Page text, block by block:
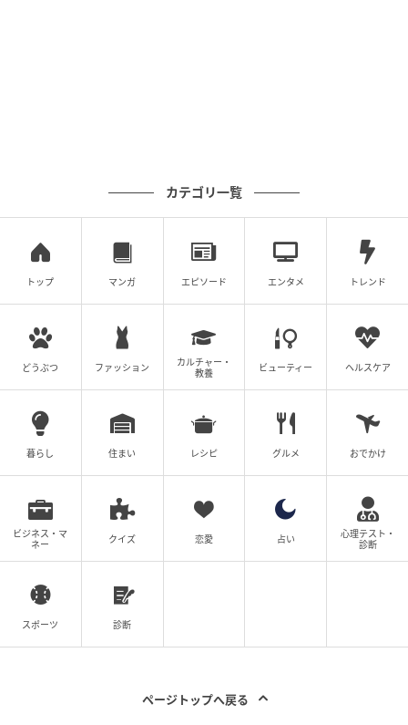
家を失った元夫と、その後の息子
続けて、「忘れているみたいだけど、この家は私の父
が契約してくれているから、あなたたちがこのまま住
み続けることはできないよ。父にも事情を話して、退
去の手続きを進めてもらうことになったから、早めに
出ていく準備をしてね」と伝えると、元夫は顔面蒼白
に。あきれることに、急に態度を変え、息子を引き合
いに出して復縁を迫ってきました。
「俺が路頭に迷うのはいい。でも息子はまだ小学生な
んだぞ。せめてこの家に住ませてくれ……てか、やっぱ
りお前のほうが大事だった！ やり直そう！」
「息子のことが心配なら大丈夫よ、お義父さんに連絡
しておいたから」
私の言葉を聞いて元夫はうろたえ、リビングでゲーム
をしながら今までのやり取りを聞いていた息子もパッ
た態度を厳しく叱ることが多く、2人にとっては苦手な
カテゴリ一覧
トップ マンガ エピソード エンタメ トレンド
どうぶつ ファッション
カルチャー・
教養
ビューティー ヘルスケア
暮らし 住まい レシピ グルメ おでかけ
ビジネス・マ
ネー
クイズ 恋愛 占い
心理テスト・
診断
スポーツ 診断
ページトップへ戻る